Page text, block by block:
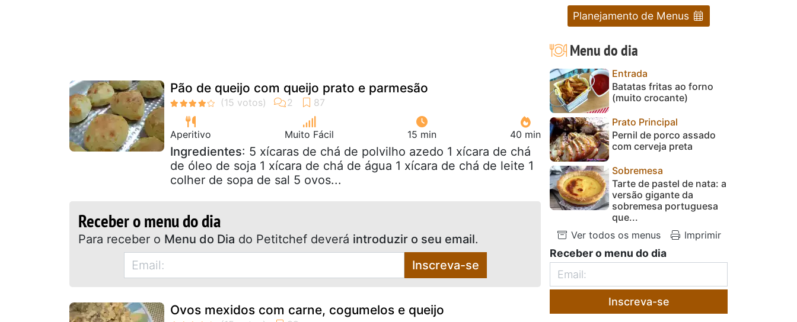
Pão de queijo com queijo prato e parmesão
Aperitivo Muito Fácil 15 min 40 min
Ingredientes: 5 xícaras de chá de polvilho azedo 1 xícara de chá
de óleo de soja 1 xícara de chá de água 1 xícara de chá de leite 1
colher de sopa de sal 5 ovos...
Receber o menu do dia
Para receber o Menu do Dia do Petitchef deverá introduzir o seu email.
Inscreva-se
Ovos mexidos com carne, cogumelos e queijo
Planejamento de Menus
Menu do dia
Entrada
Batatas fritas ao forno
(muito crocante)
Prato Principal
Pernil de porco assado
com cerveja preta
Sobremesa
Tarte de pastel de nata: a
versão gigante da
sobremesa portuguesa
que...
Ver todos os menus
Imprimir
Receber o menu do dia
Inscreva-se